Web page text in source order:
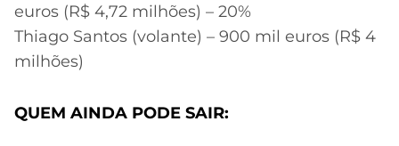
euros (R$ 4,72 milhões) – 20%
Thiago Santos (volante) – 900 mil euros (R$ 4
milhões)
QUEM AINDA PODE SAIR: